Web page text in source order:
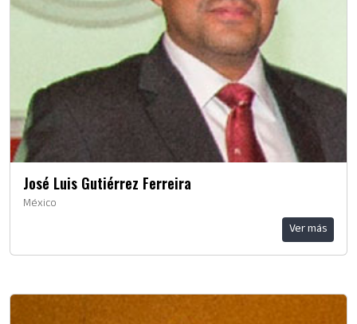
José Luis Gutiérrez Ferreira
México
Ver más